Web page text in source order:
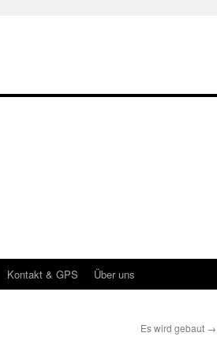
Kontakt & GPS Über uns
Es wird gebaut →